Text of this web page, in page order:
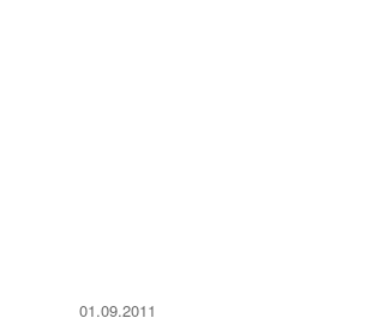
Опубликовано
01.09.2011